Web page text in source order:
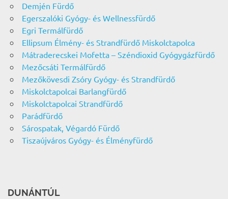
Demjén Fürdő
Egerszalóki Gyógy- és Wellnessfürdő
Egri Termálfürdő
Ellipsum Élmény- és Strandfürdő Miskolctapolca
Mátraderecskei Mofetta – Széndioxid Gyógygázfürdő
Mezőcsáti Termálfürdő
Mezőkövesdi Zsóry Gyógy- és Strandfürdő
Miskolctapolcai Barlangfürdő
Miskolctapolcai Strandfürdő
Parádfürdő
Sárospatak, Végardó Fürdő
Tiszaújváros Gyógy- és Élményfürdő
DUNÁNTÚL